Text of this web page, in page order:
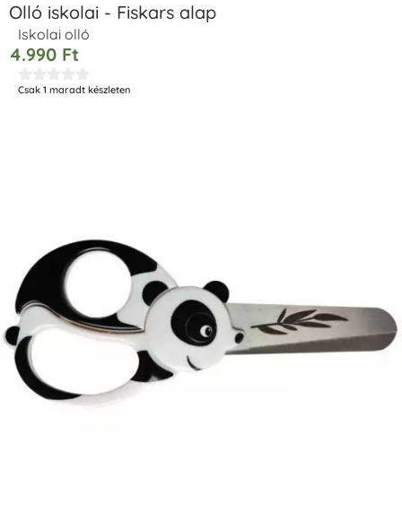
Olló iskolai - Fiskars alap
Iskolai olló
4.990 Ft
Csak 1 maradt készleten